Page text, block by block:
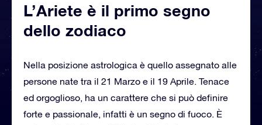
L’Ariete è il primo segno
dello zodiaco
Nella posizione astrologica è quello assegnato alle
persone nate tra il 21 Marzo e il 19 Aprile. Tenace
ed orgoglioso, ha un carattere che si può definire
forte e passionale, infatti è un segno di fuoco. È